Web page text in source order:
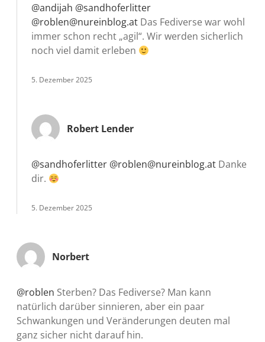
@andijah @sandhoferlitter
@roblen@nureinblog.at Das Fediverse war wohl
immer schon recht „agil“. Wir werden sicherlich
noch viel damit erleben
5. Dezember 2025
Robert Lender
@sandhoferlitter @roblen@nureinblog.at Danke
dir.
5. Dezember 2025
Norbert
@roblen Sterben? Das Fediverse? Man kann
natürlich darüber sinnieren, aber ein paar
Schwankungen und Veränderungen deuten mal
ganz sicher nicht darauf hin.